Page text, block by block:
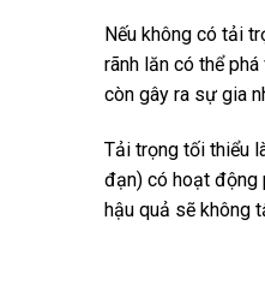
Nếu không có tải
rãnh lăn có thể
còn gây ra sự gia
Tải trọng tối thiểu
đạn) có hoạt động
hậu quả sẽ không